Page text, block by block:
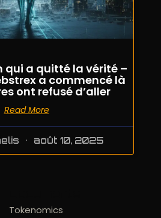
qui a quitté la vérité –
a commencé là
ont refusé d’aller
Read More
août 10, 2025
Tokenomics